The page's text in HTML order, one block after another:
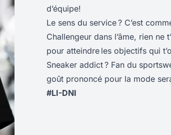
d’équipe!
Le sens du service ? C’est
Challengeur dans l’âme, rien ne
pour atteindre les objectifs qui
Sneaker addict ? Fan du
goût prononcé pour la mode
#LI-DNI